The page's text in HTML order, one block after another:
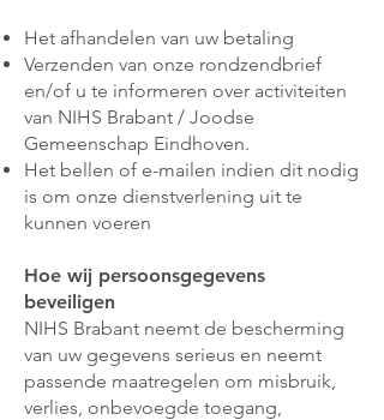
Het afhandelen van uw betaling
Verzenden van onze rondzendbrief
en/of u te informeren over activiteiten
van NIHS Brabant / Joodse
Gemeenschap Eindhoven.
Het bellen of e-mailen indien dit nodig
is om onze dienstverlening uit te
kunnen voeren
Hoe wij persoonsgegevens
beveiligen
NIHS Brabant neemt de bescherming
van uw gegevens serieus en neemt
passende maatregelen om misbruik,
verlies, onbevoegde toegang,